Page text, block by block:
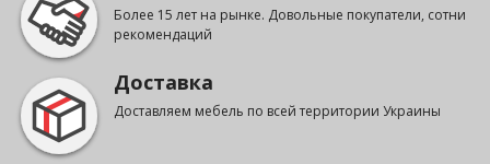
Более 15 лет на рынке. Довольные покупатели, сотни
рекомендаций
Доставка
Доставляем мебель по всей территории Украины